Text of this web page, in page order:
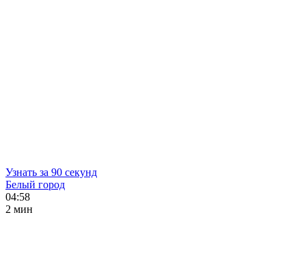
Узнать за 90 секунд
Белый город
04:58
2 мин